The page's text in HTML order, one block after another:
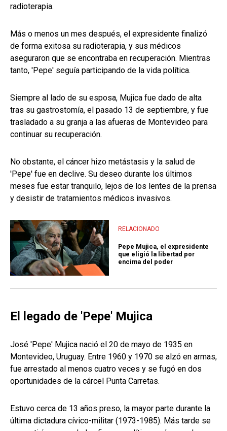
radioterapia.
Más o menos un mes después, el expresidente finalizó
de forma exitosa su radioterapia, y sus médicos
aseguraron que se encontraba en recuperación. Mientras
tanto, 'Pepe' seguía participando de la vida política.
Siempre al lado de su esposa, Mujica fue dado de alta
tras su gastrostomía, el pasado 13 de septiembre, y fue
trasladado a su granja a las afueras de Montevideo para
continuar su recuperación.
No obstante, el cáncer hizo metástasis y la salud de
'Pepe' fue en declive. Su deseo durante los últimos
meses fue estar tranquilo, lejos de los lentes de la prensa
y desistir de tratamientos médicos invasivos.
RELACIONADO
Pepe Mujica, el expresidente
que eligió la libertad por
encima del poder
El legado de 'Pepe' Mujica
José 'Pepe' Mujica nació el 20 de mayo de 1935 en
Montevideo, Uruguay. Entre 1960 y 1970 se alzó en armas,
fue arrestado al menos cuatro veces y se fugó en dos
oportunidades de la cárcel Punta Carretas.
Estuvo cerca de 13 años preso, la mayor parte durante la
última dictadura cívico-militar (1973-1985). Más tarde se